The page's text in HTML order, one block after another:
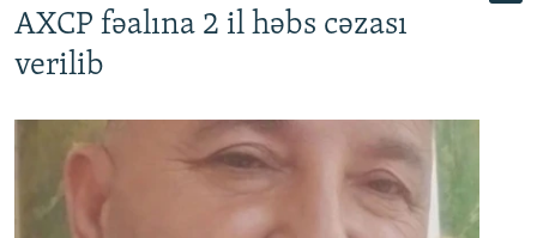
AXCP fəalına 2 il həbs cəzası
verilib